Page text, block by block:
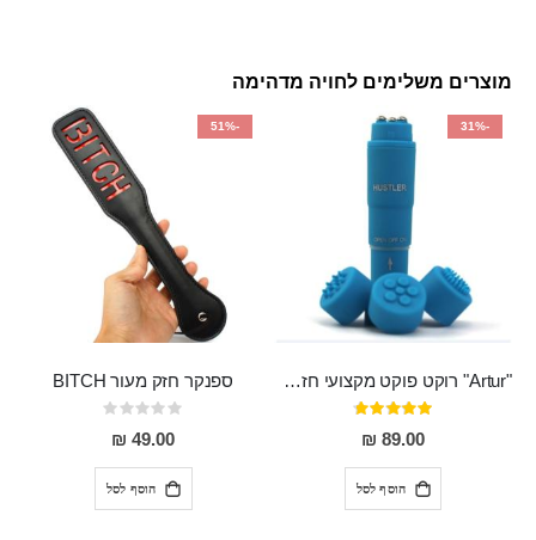
מוצרים משלימים לחויה מדהימה
-31%
"Artur" רוקט פוקט מקצועי חזק במיוחד
דירוג:
95%
89.00 ₪
הוסף לסל
-51%
ספנקר חזק מעור BITCH
Rating:
0%
49.00 ₪
הוסף לסל